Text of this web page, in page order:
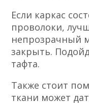
Если каркас
проволоки,
непрозрачный
закрыть.
тафта.
Также стоит
ткани может